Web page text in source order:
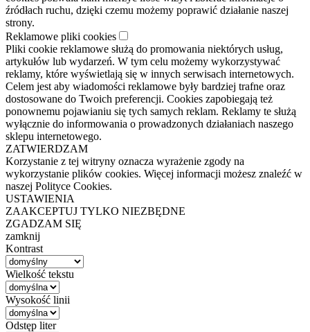
źródłach ruchu, dzięki czemu możemy poprawić działanie naszej
strony.
Reklamowe pliki cookies
Pliki cookie reklamowe służą do promowania niektórych usług,
artykułów lub wydarzeń. W tym celu możemy wykorzystywać
reklamy, które wyświetlają się w innych serwisach internetowych.
Celem jest aby wiadomości reklamowe były bardziej trafne oraz
dostosowane do Twoich preferencji. Cookies zapobiegają też
ponownemu pojawianiu się tych samych reklam. Reklamy te służą
wyłącznie do informowania o prowadzonych działaniach naszego
sklepu internetowego.
ZATWIERDZAM
Korzystanie z tej witryny oznacza wyrażenie zgody na
wykorzystanie plików cookies. Więcej informacji możesz znaleźć w
naszej Polityce Cookies.
USTAWIENIA
ZAAKCEPTUJ TYLKO NIEZBĘDNE
ZGADZAM SIĘ
zamknij
Kontrast
Wielkość tekstu
Wysokość linii
Odstęp liter